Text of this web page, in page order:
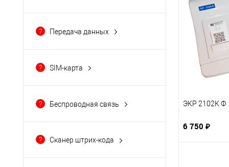
?
Передача данных
?
SIM-карта
?
Беспроводная связь
?
Сканер штрих-кода
ЭКР 2102К Ф
6 750 ₽